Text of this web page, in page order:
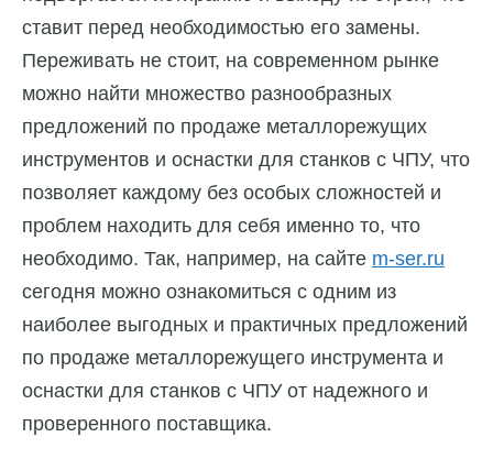
ставит перед необходимостью его замены.
Переживать не стоит, на современном рынке
можно найти множество разнообразных
предложений по продаже металлорежущих
инструментов и оснастки для станков с ЧПУ, что
позволяет каждому без особых сложностей и
проблем находить для себя именно то, что
необходимо. Так, например, на сайте m-ser.ru
сегодня можно ознакомиться с одним из
наиболее выгодных и практичных предложений
по продаже металлорежущего инструмента и
оснастки для станков с ЧПУ от надежного и
проверенного поставщика.